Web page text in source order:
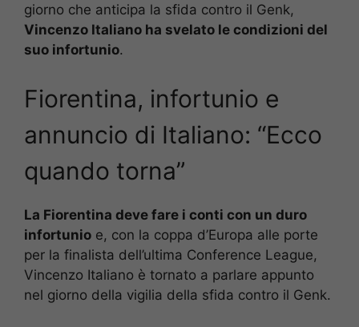
giorno che anticipa la sfida contro il Genk,
Vincenzo Italiano ha svelato le condizioni del
suo infortunio.
Fiorentina, infortunio e
annuncio di Italiano: “Ecco
quando torna”
La Fiorentina deve fare i conti con un duro
infortunio e, con la coppa d’Europa alle porte
per la finalista dell’ultima Conference League,
Vincenzo Italiano è tornato a parlare appunto
nel giorno della vigilia della sfida contro il Genk.